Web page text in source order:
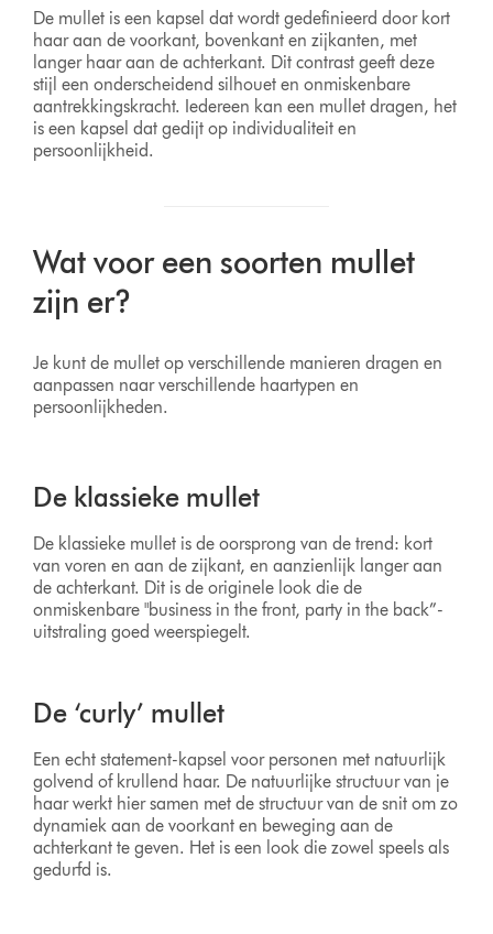
De mullet is een kapsel dat wordt gedefinieerd door kort
haar aan de voorkant, bovenkant en zijkanten, met
langer haar aan de achterkant. Dit contrast geeft deze
stijl een onderscheidend silhouet en onmiskenbare
aantrekkingskracht. Iedereen kan een mullet dragen, het
is een kapsel dat gedijt op individualiteit en
persoonlijkheid.
Wat voor een soorten mullet
zijn er?
Je kunt de mullet op verschillende manieren dragen en
aanpassen naar verschillende haartypen en
persoonlijkheden.
De klassieke mullet
De klassieke mullet is de oorsprong van de trend: kort
van voren en aan de zijkant, en aanzienlijk langer aan
de achterkant. Dit is de originele look die de
onmiskenbare "business in the front, party in the back”-
uitstraling goed weerspiegelt.
De ‘curly’ mullet
Een echt statement-kapsel voor personen met natuurlijk
golvend of krullend haar. De natuurlijke structuur van je
haar werkt hier samen met de structuur van de snit om zo
dynamiek aan de voorkant en beweging aan de
achterkant te geven. Het is een look die zowel speels als
gedurfd is.